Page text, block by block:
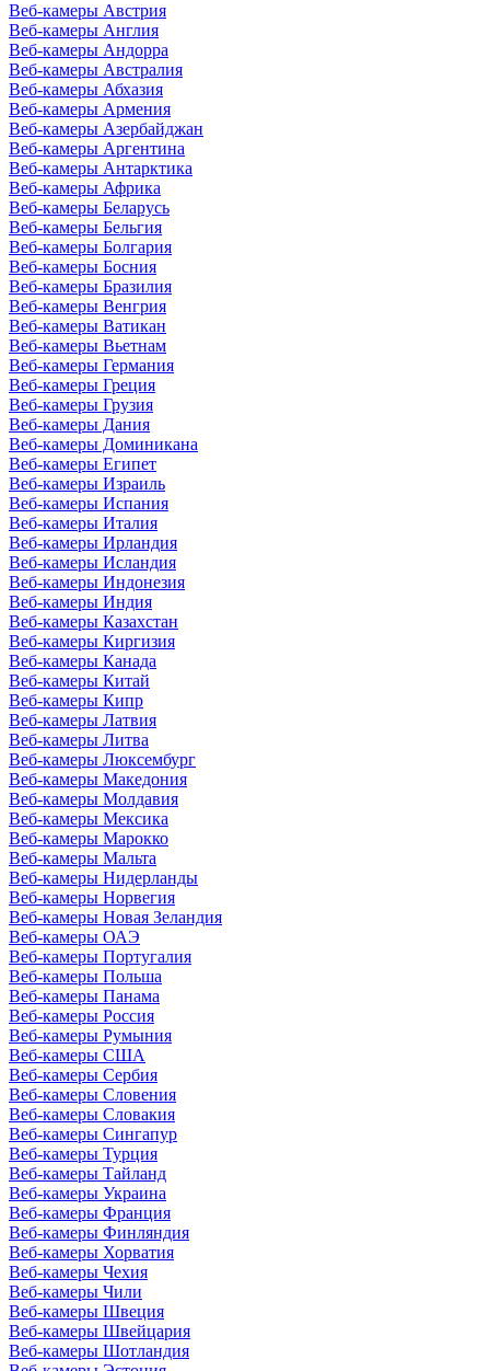
Веб-камеры Австрия
Веб-камеры Англия
Веб-камеры Андорра
Веб-камеры Австралия
Веб-камеры Абхазия
Веб-камеры Армения
Веб-камеры Азербайджан
Веб-камеры Аргентина
Веб-камеры Антарктика
Веб-камеры Африка
Веб-камеры Беларусь
Веб-камеры Бельгия
Веб-камеры Болгария
Веб-камеры Босния
Веб-камеры Бразилия
Веб-камеры Венгрия
Веб-камеры Ватикан
Веб-камеры Вьетнам
Веб-камеры Германия
Веб-камеры Греция
Веб-камеры Грузия
Веб-камеры Дания
Веб-камеры Доминикана
Веб-камеры Египет
Веб-камеры Израиль
Веб-камеры Испания
Веб-камеры Италия
Веб-камеры Ирландия
Веб-камеры Исландия
Веб-камеры Индонезия
Веб-камеры Индия
Веб-камеры Казахстан
Веб-камеры Киргизия
Веб-камеры Канада
Веб-камеры Китай
Веб-камеры Кипр
Веб-камеры Латвия
Веб-камеры Литва
Веб-камеры Люксембург
Веб-камеры Македония
Веб-камеры Молдавия
Веб-камеры Мексика
Веб-камеры Марокко
Веб-камеры Мальта
Веб-камеры Нидерланды
Веб-камеры Норвегия
Веб-камеры Новая Зеландия
Веб-камеры ОАЭ
Веб-камеры Португалия
Веб-камеры Польша
Веб-камеры Панама
Веб-камеры Россия
Веб-камеры Румыния
Веб-камеры США
Веб-камеры Сербия
Веб-камеры Словения
Веб-камеры Словакия
Веб-камеры Сингапур
Веб-камеры Турция
Веб-камеры Тайланд
Веб-камеры Украина
Веб-камеры Франция
Веб-камеры Финляндия
Веб-камеры Хорватия
Веб-камеры Чехия
Веб-камеры Чили
Веб-камеры Швеция
Веб-камеры Швейцария
Веб-камеры Шотландия